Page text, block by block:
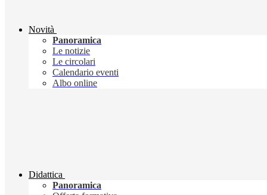
Novità
Panoramica
Le notizie
Le circolari
Calendario eventi
Albo online
Didattica
Panoramica